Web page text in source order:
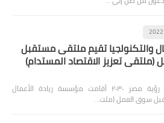
والتكنولجيا تقيم ملتقى مستقبل
تعزيز الاقتصاد المستدام)
✍️ سهيلة محي على نهج رؤية مصر ٢٠٣٠ أقامت مؤسسة ريادة الأعمال